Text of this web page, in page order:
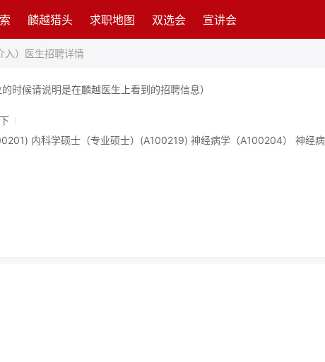
麟越猎头 求职地图 双选会 宣讲会
入）医生招聘详情
的时候请说明是在麟越医生上看到的招聘信息）
内科学硕士（专业硕士）(A100219) 神经病学（A100204） 神经